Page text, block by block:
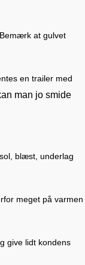
at gulvet
en trailer med
man jo smide
blæst, underlag
meget på varmen
give lidt kondens